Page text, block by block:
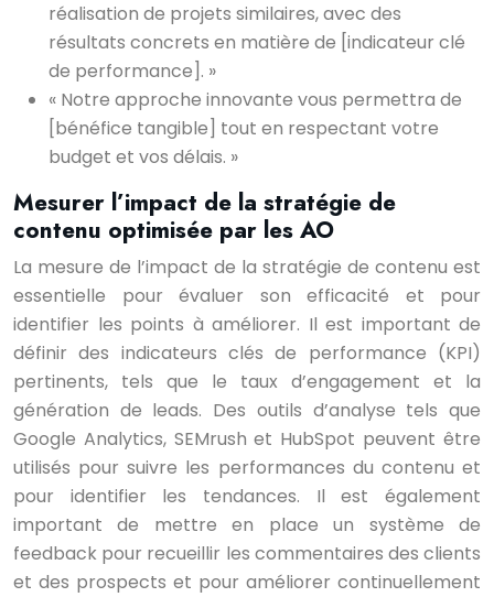
réalisation de projets similaires, avec des
résultats concrets en matière de [indicateur clé
de performance]. »
« Notre approche innovante vous permettra de
[bénéfice tangible] tout en respectant votre
budget et vos délais. »
Mesurer l’impact de la stratégie de
contenu optimisée par les AO
La mesure de l’impact de la stratégie de contenu est
essentielle pour évaluer son efficacité et pour
identifier les points à améliorer. Il est important de
définir des indicateurs clés de performance (KPI)
pertinents, tels que le taux d’engagement et la
génération de leads. Des outils d’analyse tels que
Google Analytics, SEMrush et HubSpot peuvent être
utilisés pour suivre les performances du contenu et
pour identifier les tendances. Il est également
important de mettre en place un système de
feedback pour recueillir les commentaires des clients
et des prospects et pour améliorer continuellement